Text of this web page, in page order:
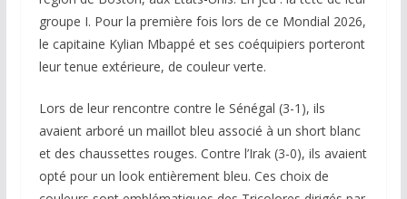
groupe I. Pour la première fois lors de ce Mondial 2026,
le capitaine Kylian Mbappé et ses coéquipiers porteront
leur tenue extérieure, de couleur verte.
Lors de leur rencontre contre le Sénégal (3-1), ils
avaient arboré un maillot bleu associé à un short blanc
et des chaussettes rouges. Contre l’Irak (3-0), ils avaient
opté pour un look entièrement bleu. Ces choix de